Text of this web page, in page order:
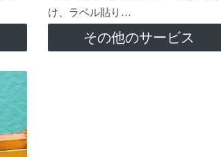
け、ラベル貼り…
その他のサービス